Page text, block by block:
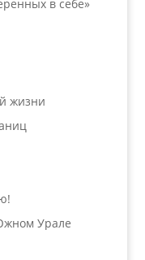
в себе»
жизни
Урале